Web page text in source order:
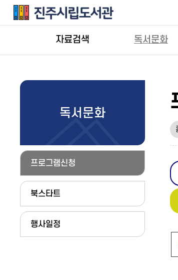
자료검색 독서문화
독서문화
프로그램신청
북스타트
행사일정